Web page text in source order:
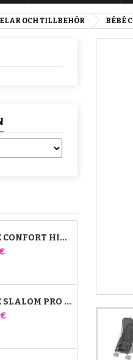
OCH TILLBEHÖR BÉBÉ
BÉBÉ CONFORT HIGH TREK INNERRÖR
JANÉ SLALOM PRO OCH POWERTWIN INNERRÖR FÖR BARNVAGNAR